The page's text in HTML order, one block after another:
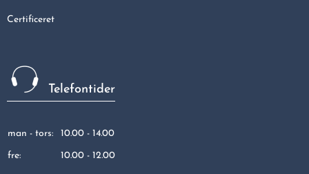
Certificeret
Telefontider
man - tors: 10.00 - 14.00
fre: 10.00 - 12.00